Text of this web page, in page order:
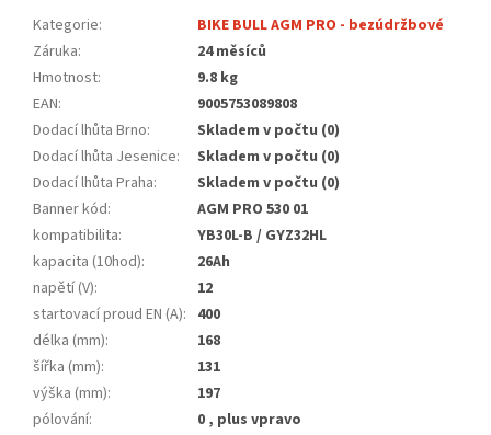
Kategorie:
BIKE BULL AGM PRO - bezúdržbové
Záruka:
24 měsíců
Hmotnost:
9.8 kg
EAN:
9005753089808
Dodací lhůta Brno:
Skladem v počtu (0)
Dodací lhůta Jesenice:
Skladem v počtu (0)
Dodací lhůta Praha:
Skladem v počtu (0)
Banner kód:
AGM PRO 530 01
kompatibilita:
YB30L-B / GYZ32HL
kapacita (10hod):
26Ah
napětí (V):
12
startovací proud EN (A): 400
délka (mm):
168
šířka (mm):
131
výška (mm):
197
pólování:
0 , plus vpravo